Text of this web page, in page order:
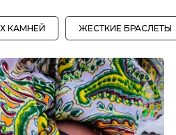
КАМНЕЙ ЖЕСТКИЕ БРАСЛЕТЫ